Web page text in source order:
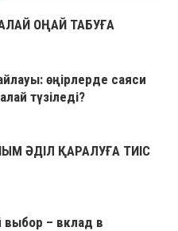
ОҢАЙ ТАБУҒА
өңірлерде саяси
түзіледі?
ӘДІЛ ҚАРАЛУҒА ТИІС
выбор – вклад в